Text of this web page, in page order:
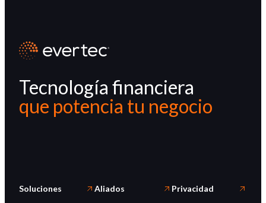
Tecnología financiera
que potencia tu negocio
Soluciones Aliados Privacidad